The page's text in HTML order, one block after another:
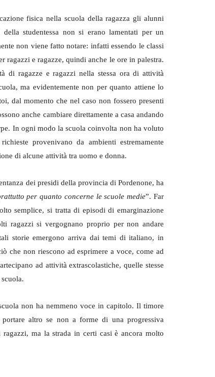
fisica nella scuola della ragazza gli alunni
studentessa non si erano lamentati per un
non viene fatto notare: infatti essendo le classi
ragazzi e ragazze, quindi anche le ore in palestra.
di ragazze e ragazzi nella stessa ora di attività
ma evidentemente non per quanto attiene lo
dal momento che nel caso non fossero presenti
anche cambiare direttamente a casa andando
In ogni modo la scuola coinvolta non ha voluto
provenivano da ambienti estremamente
di alcune attività tra uomo e donna.
dei presidi della provincia di Pordenone, ha
per quanto concerne le scuole medie”. Far
semplice, si tratta di episodi di emarginazione
ragazzi si vergognano proprio per non andare
storie emergono arriva dai temi di italiano, in
che non riescono ad esprimere a voce, come ad
ad attività extrascolastiche, quelle stesse
non ha nemmeno voce in capitolo. Il timore
altro se non a forme di una progressiva
ma la strada in certi casi è ancora molto